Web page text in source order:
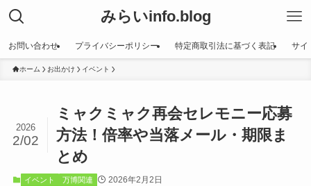
みらいinfo.blog
お問い合わせ プライバシーポリシー 特定商取引法に基づく表記 サイ
ホーム お出かけ イベント
ミャクミャク再会セレモニー応募
方法！倍率や当落メール・期限ま
とめ
2026
2/02
イベント 万博関連 2026年2月2日